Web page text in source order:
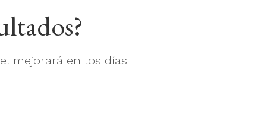
mejorará en los días